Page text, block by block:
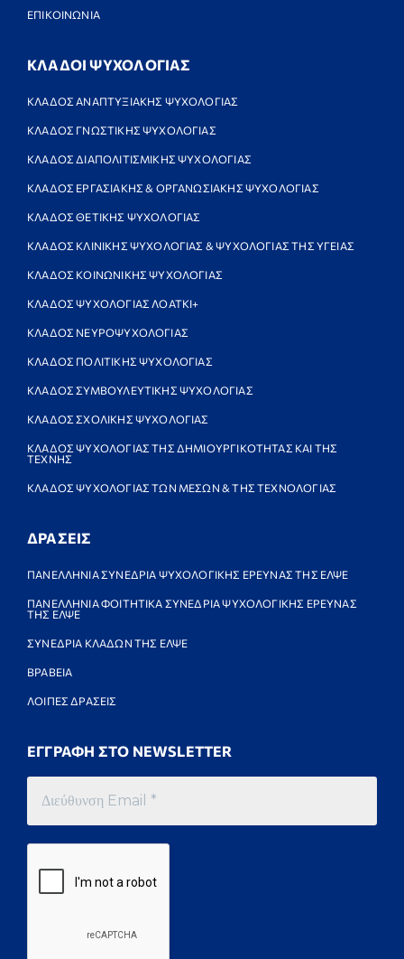
ΕΠΙΚΟΙΝΩΝΙΑ
ΚΛΑΔΟΙ ΨΥΧΟΛΟΓΙΑΣ
ΚΛΑΔΟΣ ΑΝΑΠΤΥΞΙΑΚΗΣ ΨΥΧΟΛΟΓΙΑΣ
ΚΛΑΔΟΣ ΓΝΩΣΤΙΚΗΣ ΨΥΧΟΛΟΓΙΑΣ
ΚΛΑΔΟΣ ΔΙΑΠΟΛΙΤΙΣΜΙΚΗΣ ΨΥΧΟΛΟΓΙΑΣ
ΚΛΑΔΟΣ ΕΡΓΑΣΙΑΚΗΣ & ΟΡΓΑΝΩΣΙΑΚΗΣ ΨΥΧΟΛΟΓΙΑΣ
ΚΛΑΔΟΣ ΘΕΤΙΚΗΣ ΨΥΧΟΛΟΓΙΑΣ
ΚΛΑΔΟΣ ΚΛΙΝΙΚΗΣ ΨΥΧΟΛΟΓΙΑΣ & ΨΥΧΟΛΟΓΙΑΣ ΤΗΣ ΥΓΕΙΑΣ
ΚΛΑΔΟΣ ΚΟΙΝΩΝΙΚΗΣ ΨΥΧΟΛΟΓΙΑΣ
ΚΛΑΔΟΣ ΨΥΧΟΛΟΓΙΑΣ ΛΟΑΤΚΙ+
ΚΛΑΔΟΣ ΝΕΥΡΟΨΥΧΟΛΟΓΙΑΣ
ΚΛΑΔΟΣ ΠΟΛΙΤΙΚΗΣ ΨΥΧΟΛΟΓΙΑΣ
ΚΛΑΔΟΣ ΣΥΜΒΟΥΛΕΥΤΙΚΗΣ ΨΥΧΟΛΟΓΙΑΣ
ΚΛΑΔΟΣ ΣΧΟΛΙΚΗΣ ΨΥΧΟΛΟΓΙΑΣ
ΚΛΑΔΟΣ ΨΥΧΟΛΟΓΙΑΣ ΤΗΣ ΔΗΜΙΟΥΡΓΙΚΟΤΗΤΑΣ ΚΑΙ ΤΗΣ
ΤΕΧΝΗΣ
ΚΛΑΔΟΣ ΨΥΧΟΛΟΓΙΑΣ ΤΩΝ ΜΕΣΩΝ & ΤΗΣ ΤΕΧΝΟΛΟΓΙΑΣ
ΔΡΑΣΕΙΣ
ΠΑΝΕΛΛΗΝΙΑ ΣΥΝΕΔΡΙΑ ΨΥΧΟΛΟΓΙΚΗΣ ΕΡΕΥΝΑΣ ΤΗΣ ΕΛΨΕ
ΠΑΝΕΛΛΗΝΙΑ ΦΟΙΤΗΤΙΚΑ ΣΥΝΕΔΡΙΑ ΨΥΧΟΛΟΓΙΚΗΣ ΕΡΕΥΝΑΣ
ΤΗΣ ΕΛΨΕ
ΣΥΝΕΔΡΙΑ ΚΛΑΔΩΝ ΤΗΣ ΕΛΨΕ
ΒΡΑΒΕΙΑ
ΛΟΙΠΕΣ ΔΡΑΣΕΙΣ
ΕΓΓΡΑΦΗ ΣΤΟ NEWSLETTER